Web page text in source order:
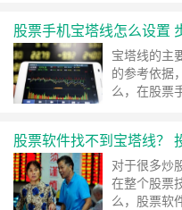
股票手机宝塔线怎么设置
宝塔线的主
的参考依据
么，在股
股票软件找不到宝塔线？
对于很多炒
在整个股票
么，股票软